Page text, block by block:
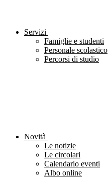
Servizi
Famiglie e studenti
Personale scolastico
Percorsi di studio
Novità
Le notizie
Le circolari
Calendario eventi
Albo online